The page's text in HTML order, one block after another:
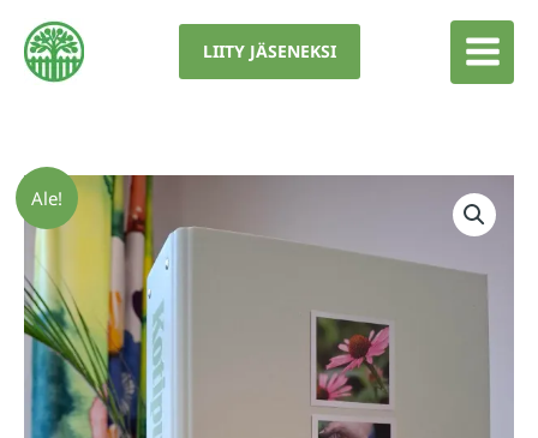
sisältöön
LIITY JÄSENEKSI
Ale!